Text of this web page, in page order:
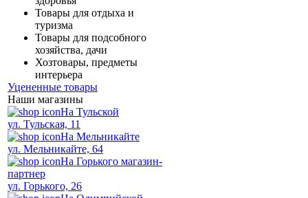
Товары для отдыха и
туризма
Товары для подсобного
хозяйства, дачи
Хозтовары, предметы
интерьера
Уцененные товары
Наши магазины
На Тульской
ул. Тульская, 11
На Мельникайте
ул. Мельникайте, 64
На Горького магазин-
партнер
ул. Горького, 26